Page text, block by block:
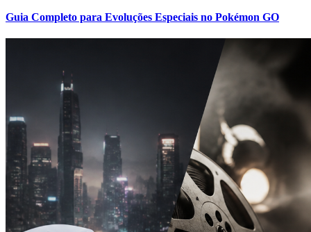
Guia Completo para Evoluções Especiais no Pokémon GO